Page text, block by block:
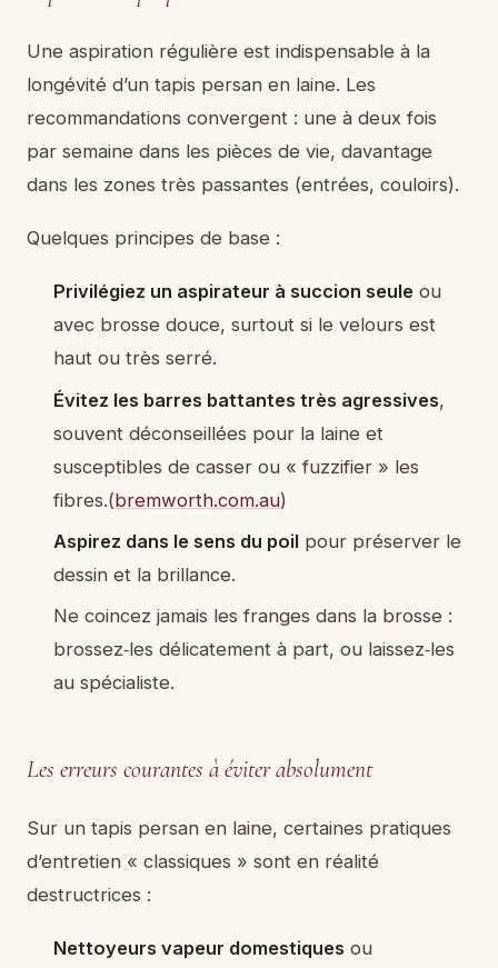
Une aspiration régulière est indispensable à la
longévité d’un tapis persan en laine. Les
recommandations convergent : une à deux fois
par semaine dans les pièces de vie, davantage
dans les zones très passantes (entrées, couloirs).
Quelques principes de base :
Privilégiez un aspirateur à succion seuleou
avec brosse douce, surtout si le velours est
haut ou très serré.
Évitez les barres battantes très agressives,
souvent déconseillées pour la laine et
susceptibles de casser ou « fuzzifier » les
fibres.(bremworth.com.au)
Aspirez dans le sens du poilpour préserver le
dessin et la brillance.
Ne coincez jamais les franges dans la brosse :
brossez‑les délicatement à part, ou laissez‑les
au spécialiste.
Les erreurs courantes à éviter absolument
Sur un tapis persan en laine, certaines pratiques
d’entretien « classiques » sont en réalité
destructrices :
Nettoyeurs vapeur domestiques ou